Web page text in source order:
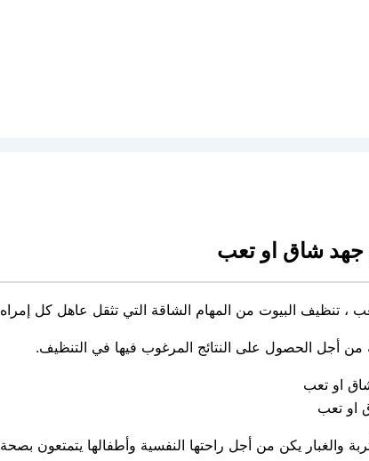
جهد شاق او تعب
تنظيف البيوت من المهام الشاقة التي تثقل عاهل كل
من أجل الحصول على النتائج المرغوب فيها في التنظيف.
او تعب
والغبار يكن من أجل راحتها النفسية وأطفالها يتمتعون